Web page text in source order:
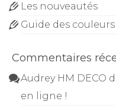
Les nouveautés
Guide des
Commentaires
Audrey HM DECO
en ligne !